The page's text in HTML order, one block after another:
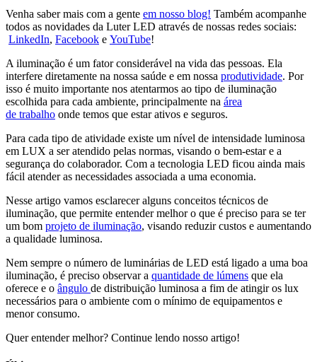
Venha saber mais com a gente em nosso blog! Também acompanhe
todos as novidades da Luter LED através de nossas redes sociais:
LinkedIn, Facebook e YouTube!
A iluminação é um fator considerável na vida das pessoas. Ela
interfere diretamente na nossa saúde e em nossa produtividade. Por
isso é muito importante nos atentarmos ao tipo de iluminação
escolhida para cada ambiente, principalmente na área
de trabalho onde temos que estar ativos e seguros.
Para cada tipo de atividade existe um nível de intensidade luminosa
em LUX a ser atendido pelas normas, visando o bem-estar e a
segurança do colaborador. Com a tecnologia LED ficou ainda mais
fácil atender as necessidades associada a uma economia.
Nesse artigo vamos esclarecer alguns conceitos técnicos de
iluminação, que permite entender melhor o que é preciso para se ter
um bom projeto de iluminação, visando reduzir custos e aumentando
a qualidade luminosa.
Nem sempre o número de luminárias de LED está ligado a uma boa
iluminação, é preciso observar a quantidade de lúmens que ela
oferece e o ângulo de distribuição luminosa a fim de atingir os lux
necessários para o ambiente com o mínimo de equipamentos e
menor consumo.
Quer entender melhor? Continue lendo nosso artigo!